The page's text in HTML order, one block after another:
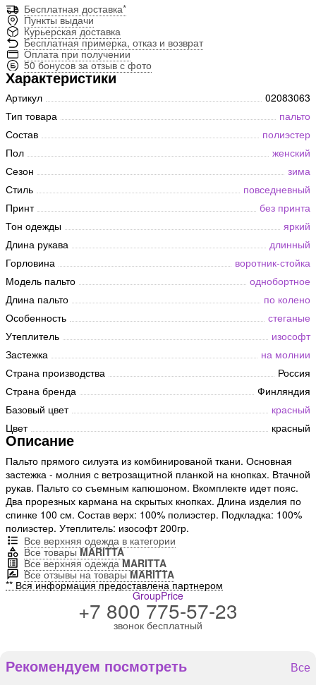
Бесплатная доставка*
Пункты выдачи
Курьерская доставка
Бесплатная примерка, отказ и возврат
Оплата при получении
50 бонусов за отзыв с фото
Характеристики
Артикул
02083063
Тип товара
пальто
Состав
полиэстер
Пол
женский
Сезон
зима
Стиль
повседневный
Принт
без принта
Тон одежды
яркий
Длина рукава
длинный
Горловина
воротник-стойка
Модель пальто
однобортное
Длина пальто
по колено
Особенность
стеганые
Утеплитель
изософт
Застежка
на молнии
Страна производства
Россия
Страна бренда
Финляндия
Базовый цвет
красный
Цвет
красный
Описание
Пальто прямого силуэта из комбинированой ткани. Основная
застежка - молния с ветрозащитной планкой на кнопках. Втачной
рукав. Пальто со съемным капюшоном. Вкомплекте идет пояс.
Два прорезных кармана на скрытых кнопках. Длина изделия по
спинке 100 см. Состав верх: 100% полиэстер. Подкладка: 100%
полиэстер. Утеплитель: изософт 200гр.
Все верхняя одежда в категории
Все товарыMARITTA
Все верхняя одеждаMARITTA
Все отзывы на товарыMARITTA
** Вся информация предоставлена партнером
GroupPrice
+7 800 775-57-23
звонок бесплатный
Рекомендуем посмотреть Все